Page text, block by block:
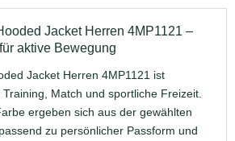
Jacket Herren 4MP1121 –
aktive Bewegung
Jacket Herren 4MP1121 ist
Match und sportliche Freizeit.
ergeben sich aus der gewählten
zu persönlicher Passform und